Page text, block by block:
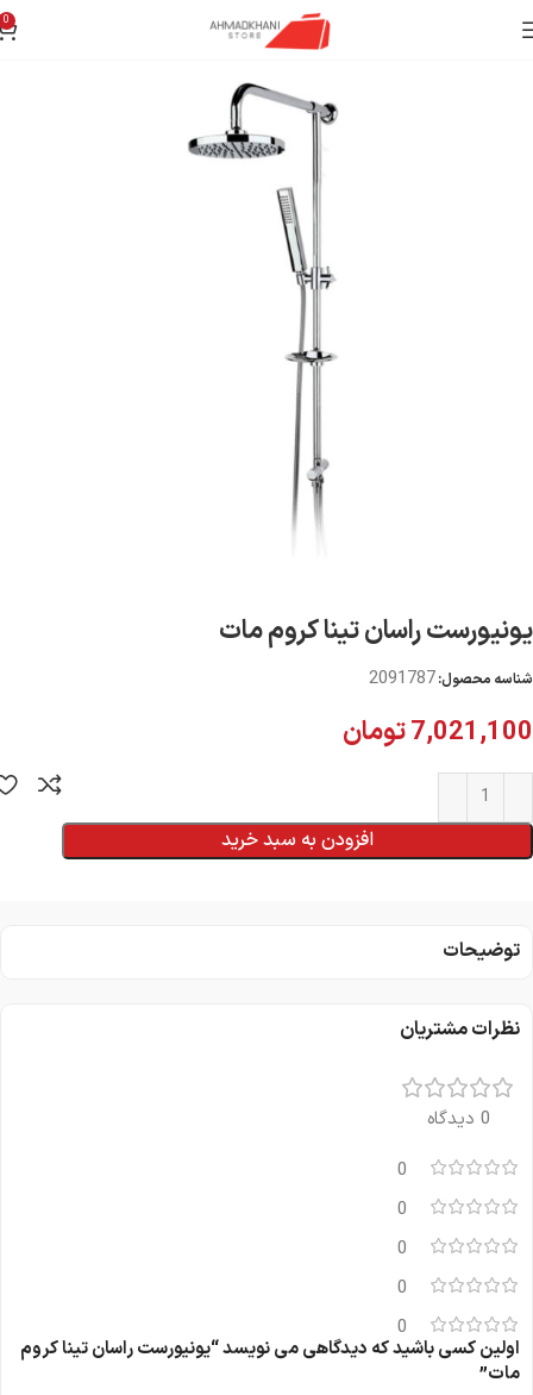
0
خانه یونیورست
يونيورست راسان تينا كروم مات
شناسه محصول:2091787
7,021,100تومان
افزودن به سبد خرید
توضیحات
نظرات مشتریان
0 دیدگاه
0
0
0
0
0
اولین کسی باشید که دیدگاهی می نویسد “يونيورست راسان تينا كروم
مات”